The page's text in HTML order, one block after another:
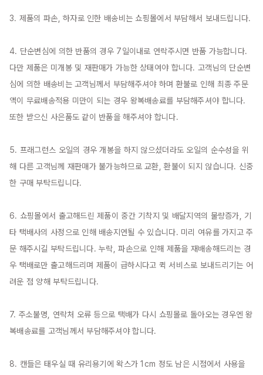
3. 제품의 파손, 하자로 인한 배송비는 쇼핑몰에서 부담해서 보내드립니다.
4. 단순변심에 의한 반품의 경우 7일이내로 연락주시면 반품 가능합니다.
다만 제품은 미개봉 및 재판매가 가능한 상태여야 합니다. 고객님의 단순변
심에 의한 배송비는 고객님께서 부담해주셔야 하며 환불로 인해 최종 주문
액이 무료배송적용 미만이 되는 경우 왕복배송료를 부담해주셔야 합니다.
또한 받으신 사은품도 같이 반품을 해주셔야 합니다.
5. 프래그런스 오일의 경우 개봉을 하지 않으셨더라도 오일의 순수성을 위
해 다른 고객님께 재판매가 불가능하므로 교환, 환불이 되지 않습니다. 신중
한 구매 부탁드립니다.
6. 쇼핑몰에서 출고해드린 제품이 중간 기착지 및 배달지역의 물량증가, 기
타 택배사의 사정으로 인해 배송지연될 수 있습니다. 미리 여유를 가지고 주
문 해주시길 부탁드립니다. 누락, 파손으로 인해 제품을 재배송해드리는 경
우 택배로만 출고해드리며 제품이 급하시다고 퀵 서비스로 보내드리기는 어
려운 점 양해 부탁드립니다.
7. 주소불명, 연락처 오류 등으로 택배가 다시 쇼핑몰로 돌아오는 경우엔 왕
복배송료를 고객님께서 부담해주셔야 합니다.
8. 캔들은 태우실 때 유리용기에 왁스가 1cm 정도 남은 시점에서 사용을